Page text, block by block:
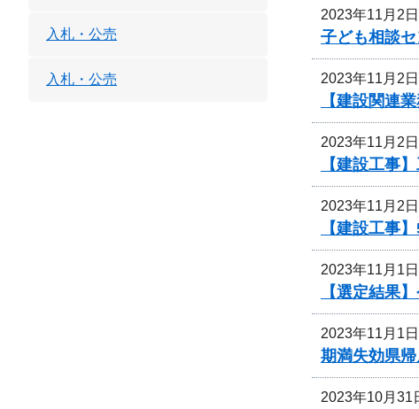
2023年11月2
子ども相談
2023年11月2
【建設関連
2023年11月2
【建設工事
2023年11月2
【建設工事
2023年11月1
【選定結果
2023年11月1
期満失効県
2023年10月31
入札・公売
入札・公売